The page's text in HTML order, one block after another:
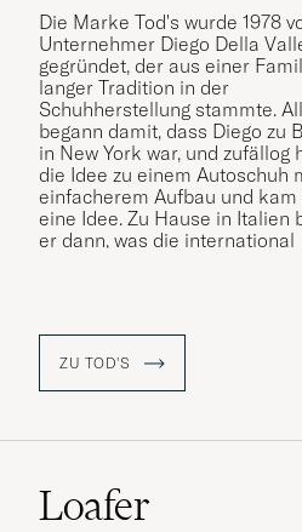
Die Marke Tod's wurde 1978
Unternehmer Diego Della
gegründet, der aus einer
langer Tradition in der
Schuhherstellung stammte.
begann damit, dass Diego zu
in New York war, und zufällog
die Idee zu einem Autoschuh
einfacherem Aufbau und kam
eine Idee. Zu Hause in Italien
er dann, was die international
den die italienische Stilikone
Geschäftsmann Giovanni
ZU TOD'S
Loafer